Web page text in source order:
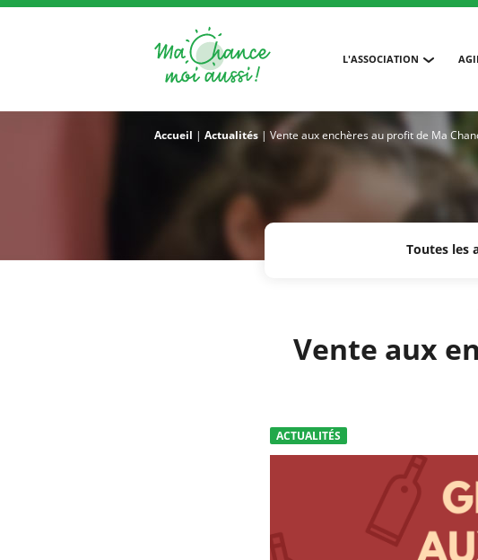
L'ASSOCIATION
Accueil | Actualités | Vente aux enchères au profit de Ma
Toutes les
Vente aux
ACTUALITÉS